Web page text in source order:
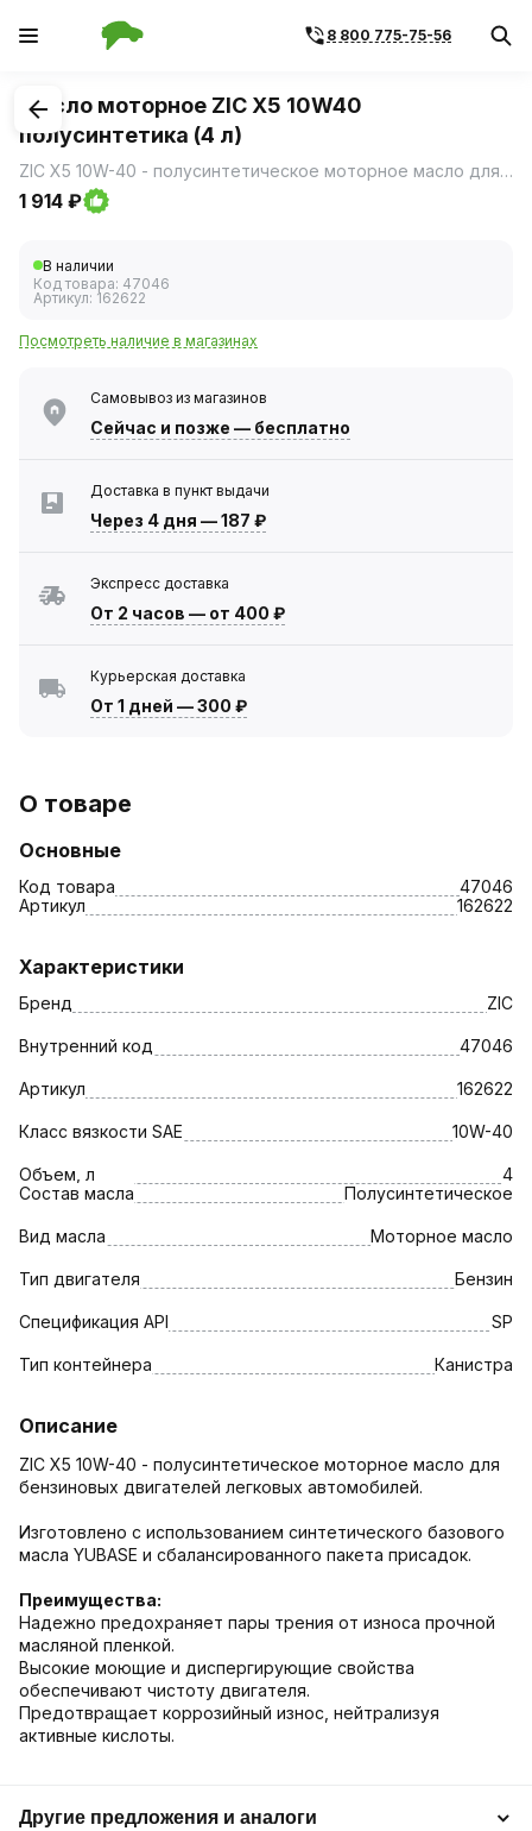
8 800 775-75-56
1/1
Масло моторное ZIC X5 10W40
полусинтетика (4 л)
ZIC X5 10W-40 - полусинтетическое моторное масло для бензиновых двигателей легковых автомобилей.
1 914 ₽
В наличии
Код товара: 47046
Артикул: 162622
Посмотреть наличие в магазинах
Самовывоз из магазинов
Сейчас и позже — бесплатно
Доставка в пункт выдачи
Через 4 дня —187 ₽
Экспресс доставка
От 2 часов — от 400 ₽
Курьерская доставка
От 1 дней —300 ₽
О товаре
Основные
Код товара
47046
Артикул
162622
Характеристики
Бренд ZIC
Внутренний код 47046
Артикул 162622
Класс вязкости SAE 10W-40
Объем, л
4
Состав масла
Полусинтетическое
Вид масла Моторное масло
Тип двигателя Бензин
Спецификация API SP
Тип контейнера Канистра
Описание
ZIC X5 10W-40 - полусинтетическое моторное масло для
бензиновых двигателей легковых автомобилей.
Изготовлено с использованием синтетического базового
масла YUBASE и сбалансированного пакета присадок.
Преимущества:
Надежно предохраняет пары трения от износа прочной
масляной пленкой.
Высокие моющие и диспергирующие свойства
обеспечивают чистоту двигателя.
Предотвращает коррозийный износ, нейтрализуя
активные кислоты.
Другие предложения и аналоги